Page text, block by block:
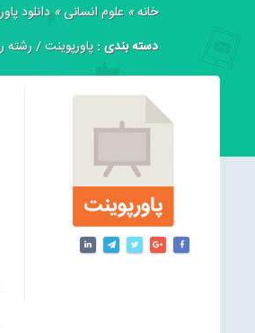
خانه» علوم انسانی»دانلود
دسته بندی :پاورپوینت/رشته